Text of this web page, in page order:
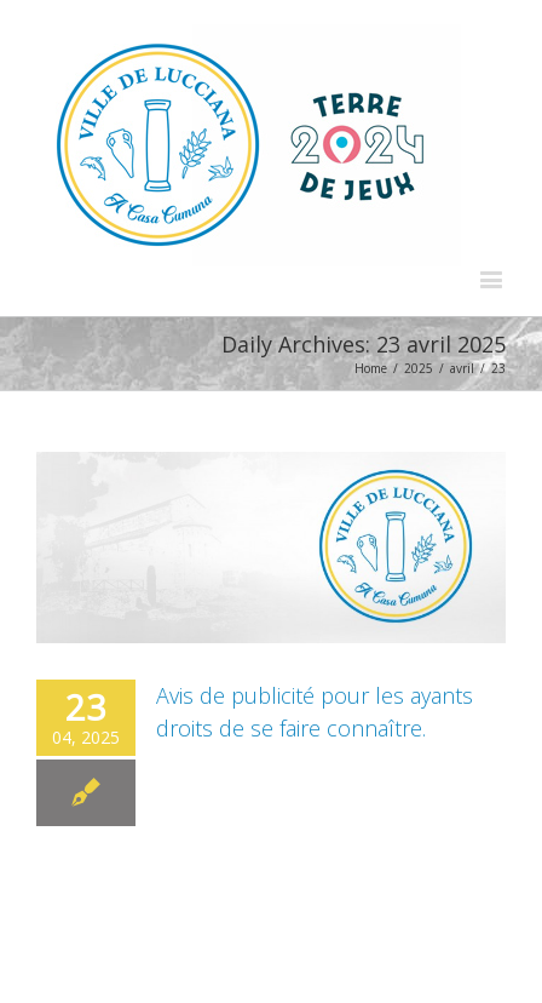
Daily Archives: 23 avril 2025
Home / 2025 / avril / 23
23
04, 2025
Avis de publicité pour les ayants
droits de se faire connaître.